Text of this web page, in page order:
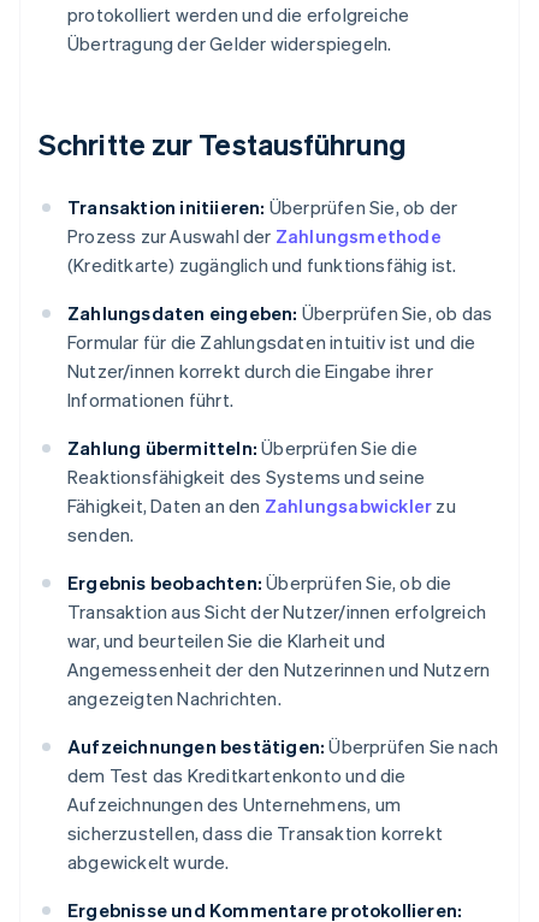
protokolliert werden und die erfolgreiche
Übertragung der Gelder widerspiegeln.
Schritte zur Testausführung
Transaktion initiieren: Überprüfen Sie, ob der
Prozess zur Auswahl der Zahlungsmethode
(Kreditkarte) zugänglich und funktionsfähig ist.
Zahlungsdaten eingeben: Überprüfen Sie, ob das
Formular für die Zahlungsdaten intuitiv ist und die
Nutzer/innen korrekt durch die Eingabe ihrer
Informationen führt.
Zahlung übermitteln: Überprüfen Sie die
Reaktionsfähigkeit des Systems und seine
Fähigkeit, Daten an den Zahlungsabwickler zu
senden.
Ergebnis beobachten: Überprüfen Sie, ob die
Transaktion aus Sicht der Nutzer/innen erfolgreich
war, und beurteilen Sie die Klarheit und
Angemessenheit der den Nutzerinnen und Nutzern
angezeigten Nachrichten.
Aufzeichnungen bestätigen: Überprüfen Sie nach
dem Test das Kreditkartenkonto und die
Aufzeichnungen des Unternehmens, um
sicherzustellen, dass die Transaktion korrekt
abgewickelt wurde.
Ergebnisse und Kommentare protokollieren: